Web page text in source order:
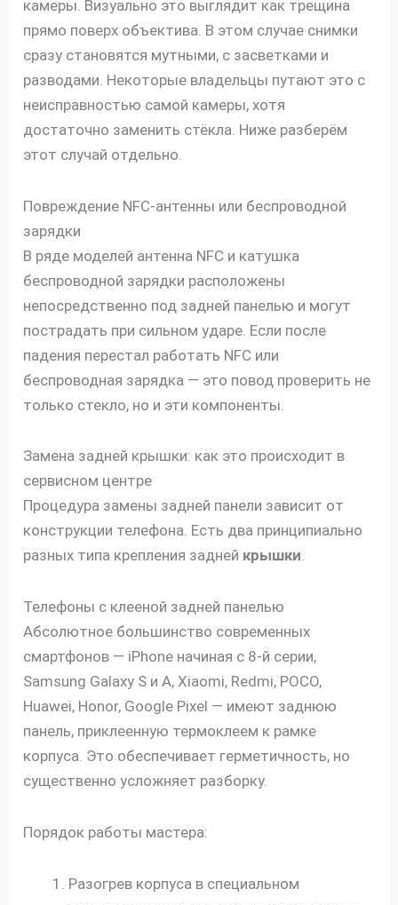
камеры. Визуально это выглядит как трещина
прямо поверх объектива. В этом случае снимки
сразу становятся мутными, с засветками и
разводами. Некоторые владельцы путают это с
неисправностью самой камеры, хотя
достаточно заменить стёкла. Ниже разберём
этот случай отдельно.
Повреждение NFC-антенны или беспроводной
зарядки
В ряде моделей антенна NFC и катушка
беспроводной зарядки расположены
непосредственно под задней панелью и могут
пострадать при сильном ударе. Если после
падения перестал работать NFC или
беспроводная зарядка — это повод проверить не
только стекло, но и эти компоненты.
Замена задней крышки: как это происходит в
сервисном центре
Процедура замены задней панели зависит от
конструкции телефона. Есть два принципиально
разных типа крепления задней крышки.
Телефоны с клееной задней панелью
Абсолютное большинство современных
смартфонов — iPhone начиная с 8-й серии,
Samsung Galaxy S и A, Xiaomi, Redmi, POCO,
Huawei, Honor, Google Pixel — имеют заднюю
панель, приклеенную термоклеем к рамке
корпуса. Это обеспечивает герметичность, но
существенно усложняет разборку.
Порядок работы мастера:
Разогрев корпуса в специальном